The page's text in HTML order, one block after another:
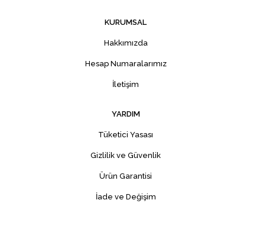
KURUMSAL
Hakkımızda
Hesap Numaralarımız
İletişim
YARDIM
Tüketici Yasası
Gizlilik ve Güvenlik
Ürün Garantisi
İade ve Değişim